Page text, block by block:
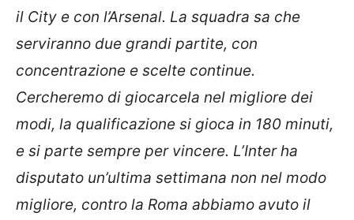
il City e con l’Arsenal. La squadra sa che
serviranno due grandi partite, con
concentrazione e scelte continue.
Cercheremo di giocarcela nel migliore dei
modi, la qualificazione si gioca in 180 minuti,
e si parte sempre per vincere. L’Inter ha
disputato un’ultima settimana non nel modo
migliore, contro la Roma abbiamo avuto il